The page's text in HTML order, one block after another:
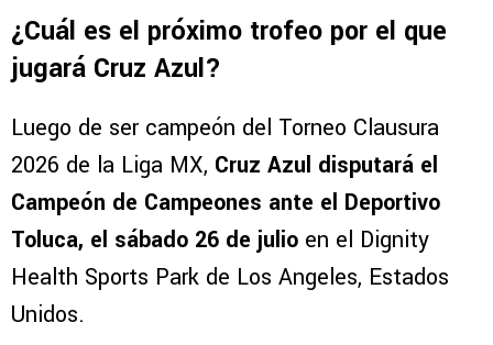
¿Cuál es el próximo trofeo por el que
jugará Cruz Azul?
Luego de ser campeón del Torneo Clausura
2026 de la Liga MX, Cruz Azul disputará el
Campeón de Campeones ante el Deportivo
Toluca, el sábado 26 de julio en el Dignity
Health Sports Park de Los Angeles, Estados
Unidos.